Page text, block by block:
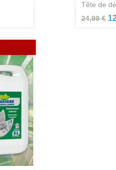
tête de
24,99 €